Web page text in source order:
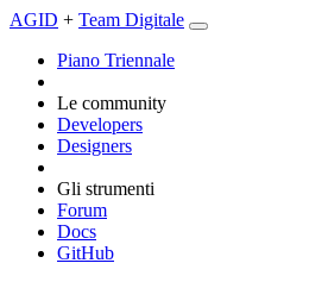
AGID + Team Digitale
Piano Triennale
Le community
Developers
Designers
Gli strumenti
Forum
Docs
GitHub